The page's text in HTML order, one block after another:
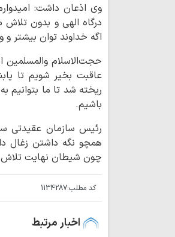
وی اذعان داشت:
درگاه الهی و بدون تلاش
اگه خداوند توان بیشتر و
حجت‌الاسلام
عاقبت بخیر شویم تا
ریخته شد تا ما بتوانیم
باشیم.
رئیس سازمان عقیدتی
همچو نگه داشتن زغال
چون شیطان نهایت تلاش
کد مطلب:1134287
اخبار مرتبط